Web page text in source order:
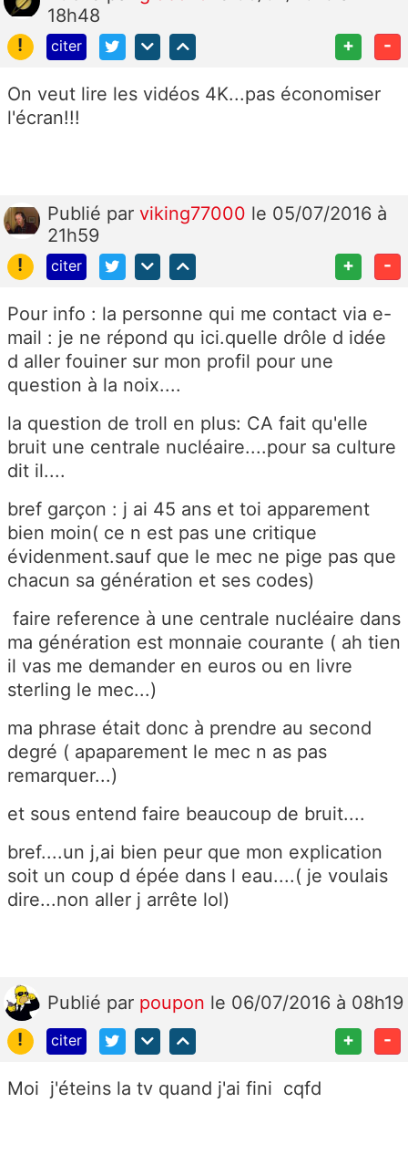
18h48
!
citer + -
On veut lire les vidéos 4K...pas économiser
l'écran!!!
Publié par viking77000 le 05/07/2016 à
21h59
!
citer + -
Pour info : la personne qui me contact via e-
mail : je ne répond qu ici.quelle drôle d idée
d aller fouiner sur mon profil pour une
question à la noix....
la question de troll en plus: CA fait qu'elle
bruit une centrale nucléaire....pour sa culture
dit il....
bref garçon : j ai 45 ans et toi apparement
bien moin( ce n est pas une critique
évidenment.sauf que le mec ne pige pas que
chacun sa génération et ses codes)
faire reference à une centrale nucléaire dans
ma génération est monnaie courante ( ah tien
il vas me demander en euros ou en livre
sterling le mec...)
ma phrase était donc à prendre au second
degré ( apaparement le mec n as pas
remarquer...)
et sous entend faire beaucoup de bruit....
bref....un j,ai bien peur que mon explication
soit un coup d épée dans l eau....( je voulais
dire...non aller j arrête lol)
Publié par poupon le 06/07/2016 à 08h19
!
citer + -
Moi j'éteins la tv quand j'ai fini cqfd